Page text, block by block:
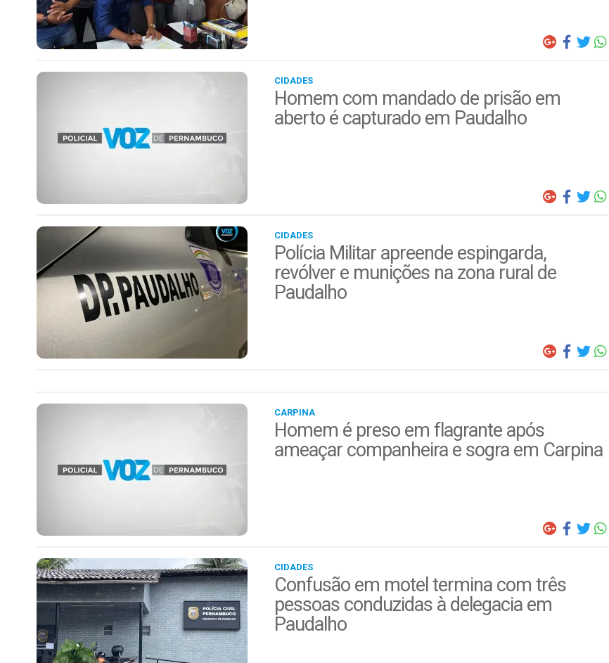
CIDADES
Homem com mandado de prisão em
aberto é capturado em Paudalho
CIDADES
Polícia Militar apreende espingarda,
revólver e munições na zona rural de
Paudalho
CARPINA
Homem é preso em flagrante após
ameaçar companheira e sogra em Carpina
CIDADES
Confusão em motel termina com três
pessoas conduzidas à delegacia em
Paudalho